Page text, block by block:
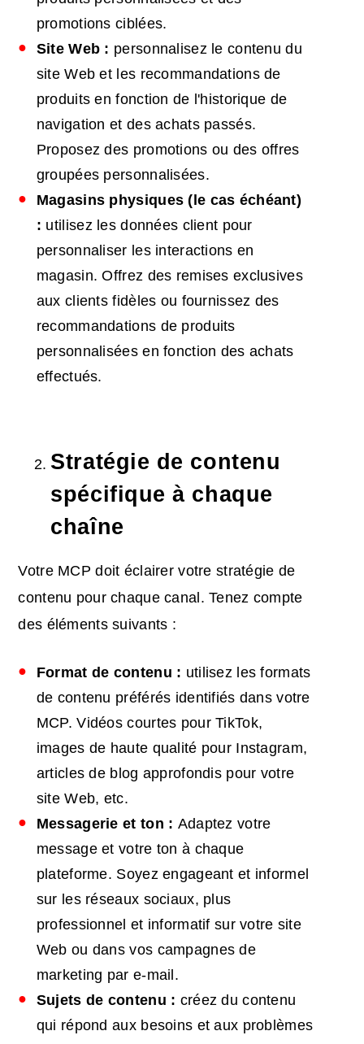
promotions ciblées.
Site Web : personnalisez le contenu du
site Web et les recommandations de
produits en fonction de l'historique de
navigation et des achats passés.
Proposez des promotions ou des offres
groupées personnalisées.
Magasins physiques (le cas échéant)
: utilisez les données client pour
personnaliser les interactions en
magasin. Offrez des remises exclusives
aux clients fidèles ou fournissez des
recommandations de produits
personnalisées en fonction des achats
effectués.
Stratégie de contenu
spécifique à chaque
chaîne
Votre MCP doit éclairer votre stratégie de
contenu pour chaque canal. Tenez compte
des éléments suivants :
Format de contenu : utilisez les formats
de contenu préférés identifiés dans votre
MCP. Vidéos courtes pour TikTok,
images de haute qualité pour Instagram,
articles de blog approfondis pour votre
site Web, etc.
Messagerie et ton : Adaptez votre
message et votre ton à chaque
plateforme. Soyez engageant et informel
sur les réseaux sociaux, plus
professionnel et informatif sur votre site
Web ou dans vos campagnes de
marketing par e-mail.
Sujets de contenu : créez du contenu
qui répond aux besoins et aux problèmes